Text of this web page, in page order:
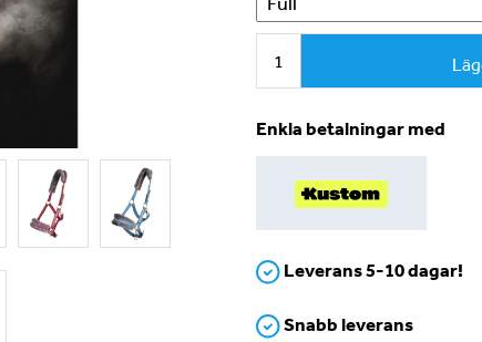
Enkla betalningar med
Leverans 5-10 dagar!
Snabb leverans